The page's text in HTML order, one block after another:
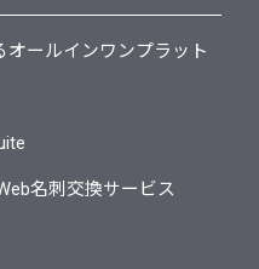
オールインワンプラット
名刺交換サービス